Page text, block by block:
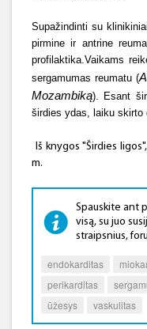
Supažindinti su
pirmine ir antrine
profilaktika.Vaikams
sergamumas reumatu (
Mozambiką). Esant
širdies ydas, laiku skirto
Iš knygos "Širdies
m.
Spauskite ant
visą, su juo
straipsnius,
endokarditas
perikarditas
ūžesys
vaskulitas